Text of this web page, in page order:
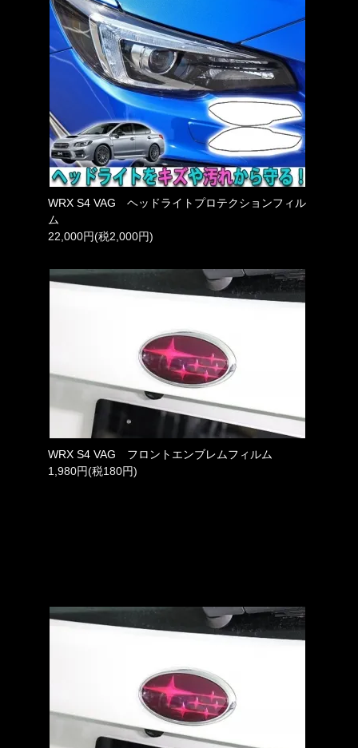
WRX S4 VAG ヘッドライトプロテクションフィル
ム
22,000円(税2,000円)
WRX S4 VAG フロントエンブレムフィルム
1,980円(税180円)